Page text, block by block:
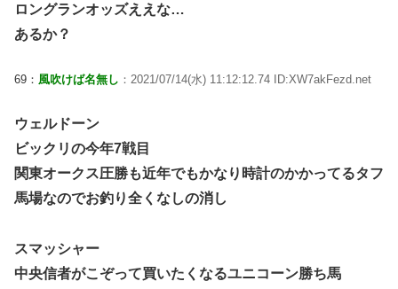
ロングランオッズええな…
あるか？
69： 風吹けば名無し ：2021/07/14(水) 11:12:12.74 ID:XW7akFezd.net
ウェルドーン
ビックリの今年7戦目
関東オークス圧勝も近年でもかなり時計のかかってるタフ
馬場なのでお釣り全くなしの消し
スマッシャー
中央信者がこぞって買いたくなるユニコーン勝ち馬